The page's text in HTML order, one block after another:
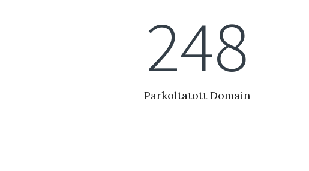
279
Parkoltatott Domain